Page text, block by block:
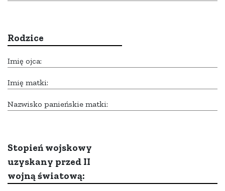
Rodzice
Imię ojca:
Imię matki:
Nazwisko panieńskie matki:
Stopień wojskowy
uzyskany przed II
wojną światową: